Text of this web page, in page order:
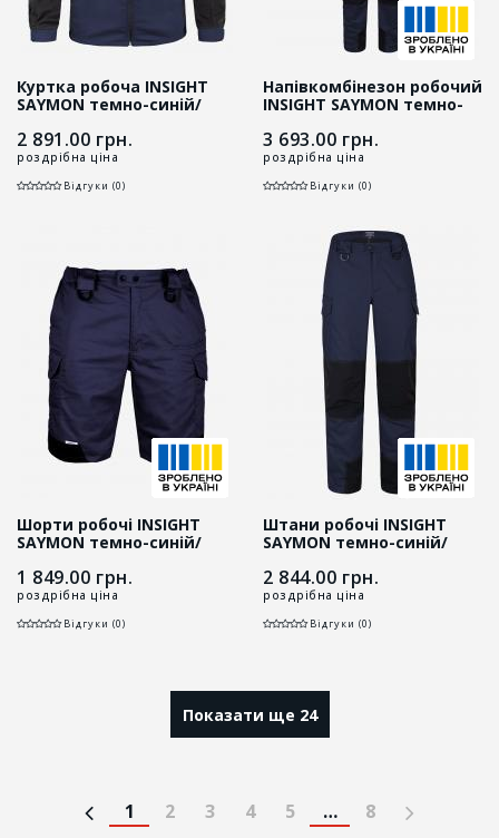
Куртка робоча INSIGHT
SAYMON темно-синій/
2 891.00 грн.
роздрібна ціна
Відгуки (0)
Напівкомбінезон робочий
INSIGHT SAYMON темно-
3 693.00 грн.
роздрібна ціна
Відгуки (0)
Шорти робочі INSIGHT
SAYMON темно-синій/
1 849.00 грн.
роздрібна ціна
Відгуки (0)
Штани робочі INSIGHT
SAYMON темно-синій/
2 844.00 грн.
роздрібна ціна
Відгуки (0)
Показати ще 24
1 2 3 4 5 … 8